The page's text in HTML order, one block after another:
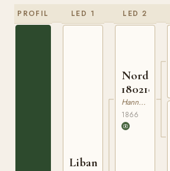
PROFIL LED 1
Libanon
LED 2
Nord
180210766
Hannoveranare
1866